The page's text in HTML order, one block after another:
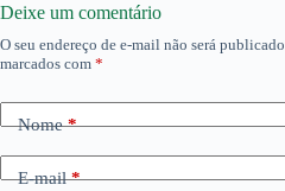
Deixe um comentário
O seu endereço de e-mail não será publicado.
marcados com *
Nome*
E-mail*